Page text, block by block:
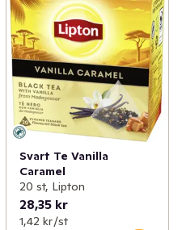
Svart Te Vanilla
Caramel
20 st, Lipton
28,35 kr
1,42 kr /st